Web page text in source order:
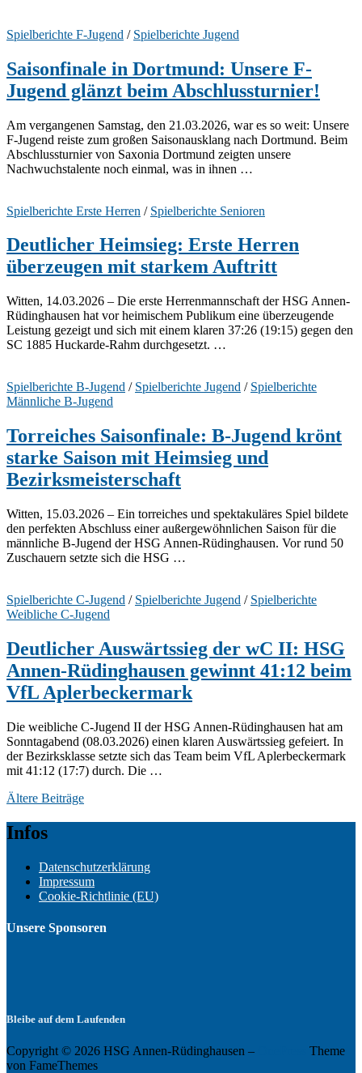
Spielberichte F-Jugend / Spielberichte Jugend
Saisonfinale in Dortmund: Unsere F-
Jugend glänzt beim Abschlussturnier!
Am vergangenen Samstag, den 21.03.2026, war es so weit: Unsere
F-Jugend reiste zum großen Saisonausklang nach Dortmund. Beim
Abschlussturnier von Saxonia Dortmund zeigten unsere
Nachwuchstalente noch einmal, was in ihnen …
Spielberichte Erste Herren / Spielberichte Senioren
Deutlicher Heimsieg: Erste Herren
überzeugen mit starkem Auftritt
Witten, 14.03.2026 – Die erste Herrenmannschaft der HSG Annen-
Rüdinghausen hat vor heimischem Publikum eine überzeugende
Leistung gezeigt und sich mit einem klaren 37:26 (19:15) gegen den
SC 1885 Huckarde-Rahm durchgesetzt. …
Spielberichte B-Jugend / Spielberichte Jugend / Spielberichte
Männliche B-Jugend
Torreiches Saisonfinale: B-Jugend krönt
starke Saison mit Heimsieg und
Bezirksmeisterschaft
Witten, 15.03.2026 – Ein torreiches und spektakuläres Spiel bildete
den perfekten Abschluss einer außergewöhnlichen Saison für die
männliche B-Jugend der HSG Annen-Rüdinghausen. Vor rund 50
Zuschauern setzte sich die HSG …
Spielberichte C-Jugend / Spielberichte Jugend / Spielberichte
Weibliche C-Jugend
Deutlicher Auswärtssieg der wC II: HSG
Annen-Rüdinghausen gewinnt 41:12 beim
VfL Aplerbeckermark
Die weibliche C-Jugend II der HSG Annen-Rüdinghausen hat am
Sonntagabend (08.03.2026) einen klaren Auswärtssieg gefeiert. In
der Bezirksklasse setzte sich das Team beim VfL Aplerbeckermark
mit 41:12 (17:7) durch. Die …
Beitragsnavigation
Ältere Beiträge
Infos
Datenschutzerklärung
Impressum
Cookie-Richtlinie (EU)
Unsere Sponsoren
Bleibe auf dem Laufenden
Copyright © 2026 HSG Annen-Rüdinghausen –
Theme
von FameThemes